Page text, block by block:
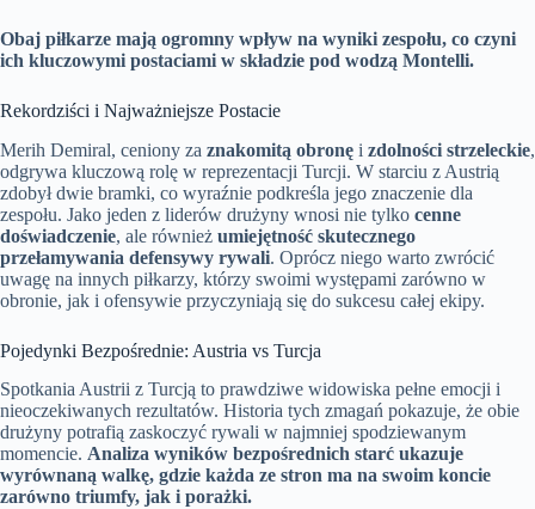
Obaj piłkarze mają ogromny wpływ na wyniki zespołu, co czyni
ich kluczowymi postaciami w składzie pod wodzą Montelli.
Rekordziści i Najważniejsze Postacie
Merih Demiral, ceniony za znakomitą obronę i zdolności strzeleckie,
odgrywa kluczową rolę w reprezentacji Turcji. W starciu z Austrią
zdobył dwie bramki, co wyraźnie podkreśla jego znaczenie dla
zespołu. Jako jeden z liderów drużyny wnosi nie tylko cenne
doświadczenie, ale również umiejętność skutecznego
przełamywania defensywy rywali. Oprócz niego warto zwrócić
uwagę na innych piłkarzy, którzy swoimi występami zarówno w
obronie, jak i ofensywie przyczyniają się do sukcesu całej ekipy.
Pojedynki Bezpośrednie: Austria vs Turcja
Spotkania Austrii z Turcją to prawdziwe widowiska pełne emocji i
nieoczekiwanych rezultatów. Historia tych zmagań pokazuje, że obie
drużyny potrafią zaskoczyć rywali w najmniej spodziewanym
momencie. Analiza wyników bezpośrednich starć ukazuje
wyrównaną walkę, gdzie każda ze stron ma na swoim koncie
zarówno triumfy, jak i porażki.